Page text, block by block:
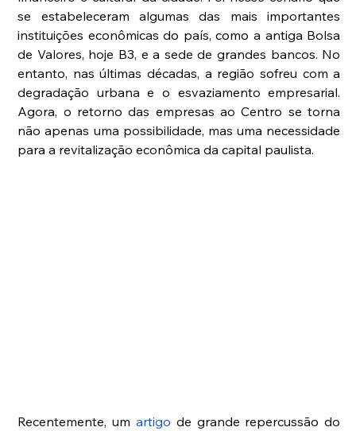
se estabeleceram algumas das mais importantes
instituições econômicas do país, como a antiga Bolsa
de Valores, hoje B3, e a sede de grandes bancos. No
entanto, nas últimas décadas, a região sofreu com a
degradação urbana e o esvaziamento empresarial.
Agora, o retorno das empresas ao Centro se torna
não apenas uma possibilidade, mas uma necessidade
para a revitalização econômica da capital paulista.
Recentemente, um artigo de grande repercussão do